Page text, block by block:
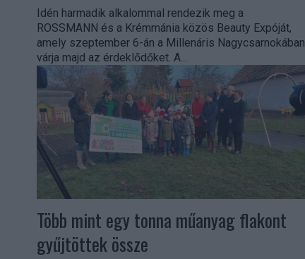
Idén harmadik alkalommal rendezik meg a
ROSSMANN és a Krémmánia közös Beauty Expóját,
amely szeptember 6-án a Millenáris Nagycsarnokában
várja majd az érdeklődőket. A...
Több mint egy tonna műanyag flakont
gyűjtöttek össze